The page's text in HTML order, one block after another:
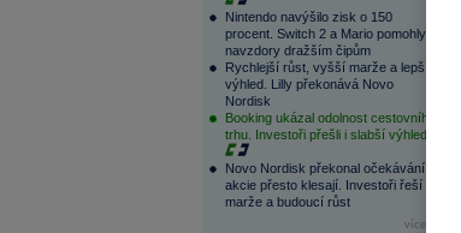
Nintendo navýšilo zisk o 150
procent. Switch 2 a Mario pomohly
navzdory dražším čipům
Rychlejší růst, vyšší marže a lepší
výhled. Lilly překonává Novo
Nordisk
Booking ukázal odolnost cestovního
trhu. Investoři přešli i slabší výhled
Novo Nordisk překonal očekávání,
akcie přesto klesají. Investoři řeší
marže a budoucí růst
více...